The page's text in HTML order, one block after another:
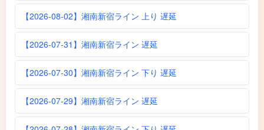
【2026-08-02】湘南新宿ライン 上り 遅延
【2026-07-31】湘南新宿ライン 遅延
【2026-07-30】湘南新宿ライン 下り 遅延
【2026-07-29】湘南新宿ライン 遅延